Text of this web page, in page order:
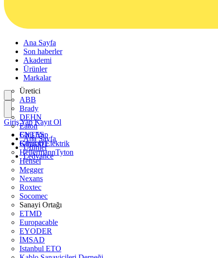
Ana Sayfa
Son haberler
Akademi
Ürünler
Markalar
Üretici
ABB
Brady
DEHN
Eaton
ENTES
Günsan Elektrik
HellermannTyton
Hensel
Megger
Nexans
Roxtec
Socomec
Sanayi Ortağı
ETMD
Europacable
EYODER
İMSAD
Istanbul ETO
Giriş Yap
Kayıt Ol
Giriş Yap Kayıt Ol
Ana Sayfa
Ürünler
Ledvance